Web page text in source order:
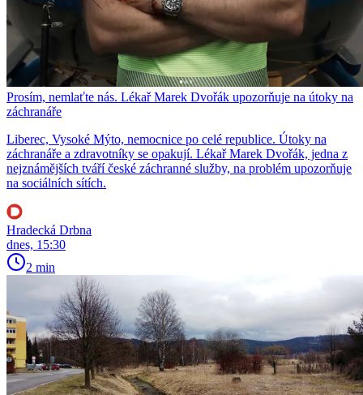
Prosím, nemlaťte nás. Lékař Marek Dvořák upozorňuje na útoky na
záchranáře
Liberec, Vysoké Mýto, nemocnice po celé republice. Útoky na
záchranáře a zdravotníky se opakují. Lékař Marek Dvořák, jedna z
nejznámějších tváří české záchranné služby, na problém upozorňuje
na sociálních sítích.
Hradecká Drbna
dnes, 15:30
2 min